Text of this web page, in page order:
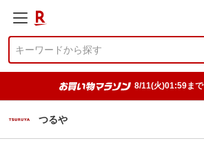
8/11(火)01:59まで
つるや